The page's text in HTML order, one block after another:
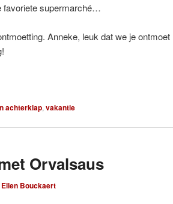
favoriete supermarché…
Anneke, leuk dat we je
achterklap, vakantie
Orvalsaus
Ellen Bouckaert